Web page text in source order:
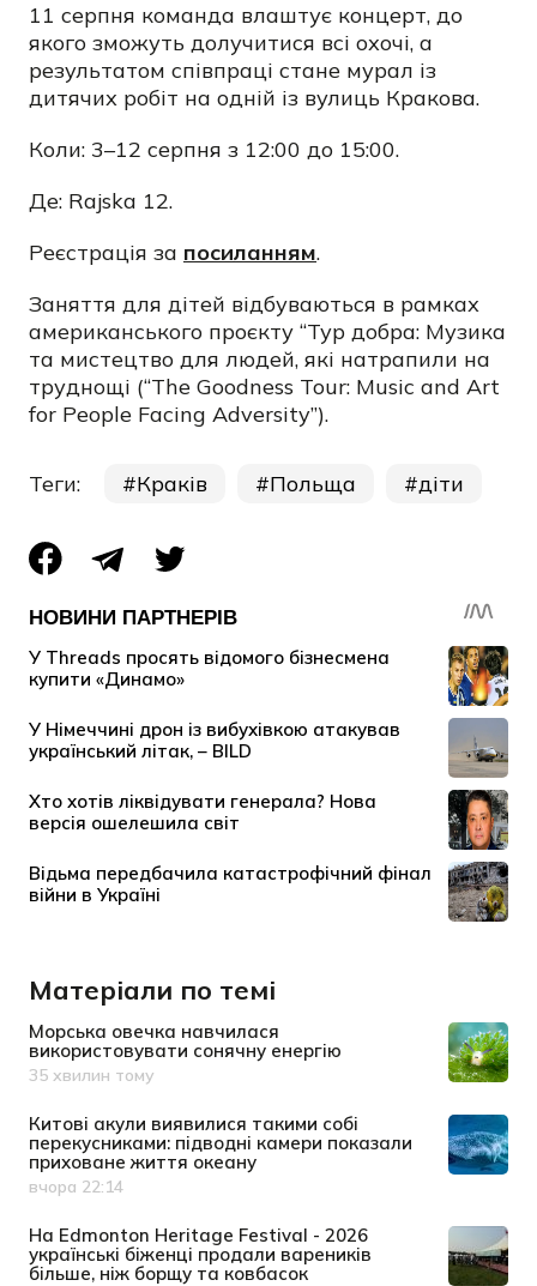
11 серпня команда влаштує концерт, до
якого зможуть долучитися всі охочі, а
результатом співпраці стане мурал із
дитячих робіт на одній із вулиць Кракова.
Коли: 3–12 серпня з 12:00 до 15:00.
Де: Rajska 12.
Реєстрація за посиланням.
Заняття для дітей відбуваються в рамках
американського проєкту “Тур добра: Музика
та мистецтво для людей, які натрапили на
труднощі (“The Goodness Tour: Music and Art
for People Facing Adversity”).
Теги: Краків Польща діти
Матеріали по темі
Морська овечка навчилася
використовувати сонячну енергію
Дата публікації
35 хвилин тому
Китові акули виявилися такими собі
перекусниками: підводні камери показали
приховане життя океану
Дата публікації
вчора 22:14
На Edmonton Heritage Festival - 2026
українські біженці продали вареників
більше, ніж борщу та ковбасок